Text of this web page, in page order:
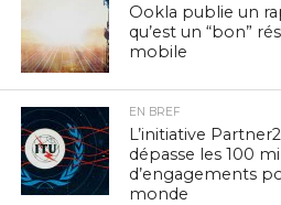
Ookla publie un
qu’est un “bon”
mobile
EN BREF
L’initiative
dépasse les 100
d’engagements
monde